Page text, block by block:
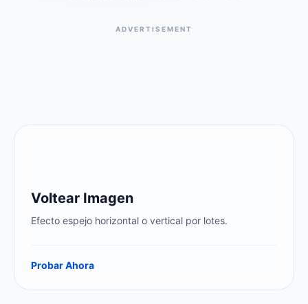
ADVERTISEMENT
Voltear Imagen
Efecto espejo horizontal o vertical por lotes.
Probar Ahora